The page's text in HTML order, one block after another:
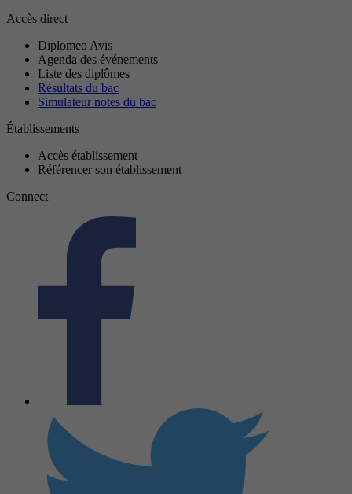
Accès direct
Diplomeo Avis
Agenda des événements
Liste des diplômes
Résultats du bac
Simulateur notes du bac
Établissements
Accès établissement
Référencer son établissement
Connect